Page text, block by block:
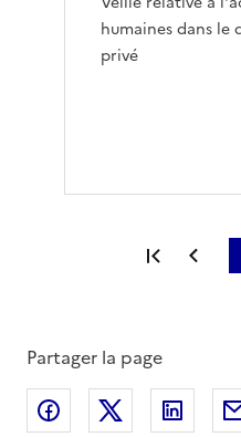
humaines dans
privé
Partager la page
Partager surPartager sur